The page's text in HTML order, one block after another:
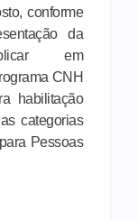
conforme
da
em
CNH
habilitação
categorias
Pessoas